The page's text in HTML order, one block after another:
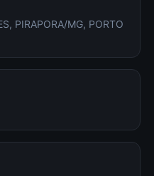
PIRAPORA/MG, PORTO